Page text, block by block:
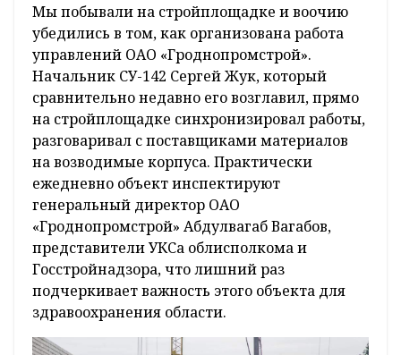
Мы побывали на стройплощадке и воочию
убедились в том, как организована работа
управлений ОАО «Гроднопромстрой».
Начальник СУ-142 Сергей Жук, который
сравнительно недавно его возглавил, прямо
на стройплощадке синхронизировал работы,
разговаривал с поставщиками материалов
на возводимые корпуса. Практически
ежедневно объект инспектируют
генеральный директор ОАО
«Гроднопромстрой» Абдулвагаб Вагабов,
представители УКСа облисполкома и
Госстройнадзора, что лишний раз
подчеркивает важность этого объекта для
здравоохранения области.